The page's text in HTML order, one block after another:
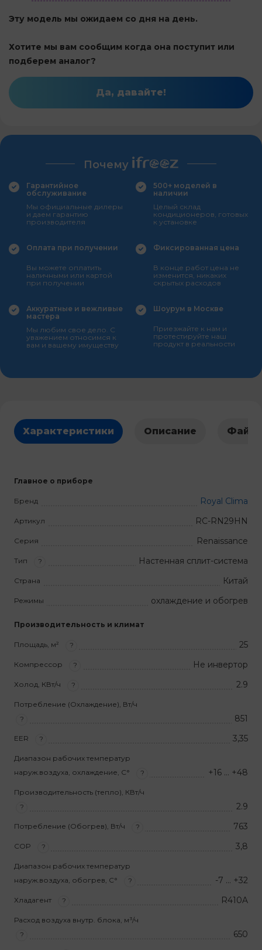
Эту модель мы ожидаем со дня на день.
Хотите мы вам сообщим когда она поступит или
подберем аналог?
Да, давайте!
Почему
Гарантийное
обслуживание
Мы официальные дилеры
и даем гарантию
производителя
500+ моделей в
наличии
Целый склад
кондиционеров, готовых
к установке
Оплата при получении
Вы можете оплатить
наличными или картой
при получении
Фиксированная цена
В конце работ цена не
изменится, никаких
скрытых расходов
Аккуратные и вежливые
мастера
Мы любим свое дело. С
уважением относимся к
вам и вашему имуществу
Шоурум в Москве
Приезжайте к нам и
протестируйте наш
продукт в реальности
Характеристики Описание
Главное о приборе
Бренд Royal Clima
Артикул RC-RN29HN
Серия Renaissance
Тип ? Настенная сплит-система
Страна Китай
Режимы охлаждение и обогрев
Производительность и климат
Площадь, м² ? 25
Компрессор ? Не инвертор
Холод, КВт/ч ? 2.9
Потребление (Охлаждение), Вт/ч
?
851
EER ? 3,35
Диапазон рабочих температур
наруж.воздуха, охлаждение, С°
? +16 … +48
Производительность (тепло), КВт/ч
?
2.9
Потребление (Обогрев), Вт/ч ? 763
COP ? 3,8
Диапазон рабочих температур
наруж.воздуха, обогрев, С°
? -7 … +32
Хладагент ? R410A
Расход воздуха внутр. блока, м³/ч
?
650